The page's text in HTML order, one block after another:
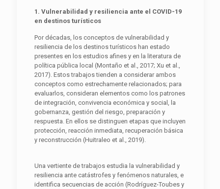
1. Vulnerabilidad y resiliencia ante el COVID-19
en destinos turísticos
Por décadas, los conceptos de vulnerabilidad y
resiliencia de los destinos turísticos han estado
presentes en los estudios afines y en la literatura de
política pública local (Montaño et al., 2017; Xu et al.,
2017). Estos trabajos tienden a considerar ambos
conceptos como estrechamente relacionados; para
evaluarlos, consideran elementos como los patrones
de integración, convivencia económica y social, la
gobernanza, gestión del riesgo, preparación y
respuesta. En ellos se distinguen etapas que incluyen
protección, reacción inmediata, recuperación básica
y reconstrucción (Huitraleo et al., 2019).
Una vertiente de trabajos estudia la vulnerabilidad y
resiliencia ante catástrofes y fenómenos naturales, e
identifica secuencias de acción (Rodríguez-Toubes y